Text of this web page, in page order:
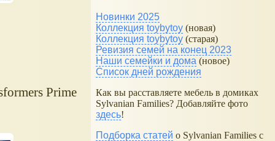
Prime
Новинки 2025
Коллекция toybytoy (новая)
Коллекция toybytoy (старая)
Ревизия семей на конец 2023
Наши семейки и дома (новое)
Список дней рождения
Как вы расставляете мебель в домиках
Sylvanian Families? Добавляйте фото
здесь!
Подборка статей о Sylvanian Families с